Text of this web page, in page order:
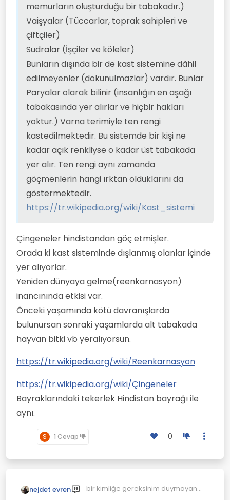
memurların oluşturduğu bir tabakadır.)
Vaişyalar (Tüccarlar, toprak sahipleri ve
çiftçiler)
Sudralar (İşçiler ve köleler)
Bunların dışında bir de kast sistemine dâhil
edilmeyenler (dokunulmazlar) vardır. Bunlar
Paryalar olarak bilinir (insanlığın en aşağı
tabakasında yer alırlar ve hiçbir hakları
yoktur.) Varna terimiyle ten rengi
kastedilmektedir. Bu sistemde bir kişi ne
kadar açık renkliyse o kadar üst tabakada
yer alır. Ten rengi aynı zamanda
göçmenlerin hangi ırktan olduklarını da
göstermektedir.
https://tr.wikipedia.org/wiki/Kast_sistemi
Çingeneler hindistandan göç etmişler.
Orada ki kast sisteminde dışlanmış olanlar içinde
yer alıyorlar.
Yeniden dünyaya gelme(reenkarnasyon)
inancınında etkisi var.
Önceki yaşamında kötü davranışlarda
bulunursan sonraki yaşamlarda alt tabakada
hayvan bitki vb yeralıyorsun.
https://tr.wikipedia.org/wiki/Reenkarnasyon
https://tr.wikipedia.org/wiki/Çingeneler
Bayraklarındaki tekerlek Hindistan bayrağı ile
aynı.
S 1 Cevap 0
nejdet evren
bir kimliğe gereksinim duymayan